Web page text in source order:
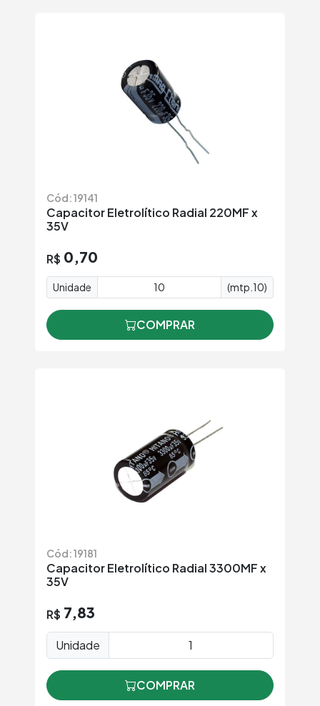
Cód: 19141
Capacitor Eletrolítico Radial 220MF x
35V
R$ 0,70
Unidade (mtp.10)
COMPRAR
Cód: 19181
Capacitor Eletrolítico Radial 3300MF x
35V
R$ 7,83
Unidade
COMPRAR